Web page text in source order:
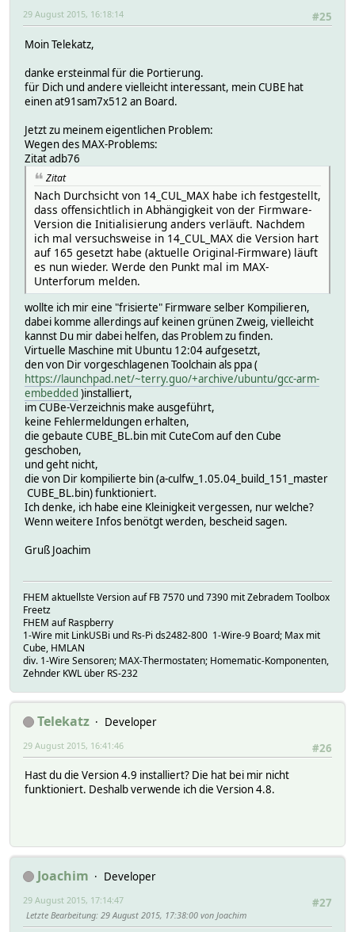
#25
29 August 2015, 16:18:14
Moin Telekatz,
danke ersteinmal für die Portierung.
für Dich und andere vielleicht interessant, mein CUBE hat
einen at91sam7x512 an Board.
Jetzt zu meinem eigentlichen Problem:
Wegen des MAX-Problems:
Zitat adb76
Zitat
Nach Durchsicht von 14_CUL_MAX habe ich festgestellt,
dass offensichtlich in Abhängigkeit von der Firmware-
Version die Initialisierung anders verläuft. Nachdem
ich mal versuchsweise in 14_CUL_MAX die Version hart
auf 165 gesetzt habe (aktuelle Original-Firmware) läuft
es nun wieder. Werde den Punkt mal im MAX-
Unterforum melden.
wollte ich mir eine "frisierte" Firmware selber Kompilieren,
dabei komme allerdings auf keinen grünen Zweig, vielleicht
kannst Du mir dabei helfen, das Problem zu finden.
Virtuelle Maschine mit Ubuntu 12:04 aufgesetzt,
den von Dir vorgeschlagenen Toolchain als ppa (
https://launchpad.net/~terry.guo/+archive/ubuntu/gcc-arm-
embedded )installiert,
im CUBe-Verzeichnis make ausgeführt,
keine Fehlermeldungen erhalten,
die gebaute CUBE_BL.bin mit CuteCom auf den Cube
geschoben,
und geht nicht,
die von Dir kompilierte bin (a-culfw_1.05.04_build_151_master
CUBE_BL.bin) funktioniert.
Ich denke, ich habe eine Kleinigkeit vergessen, nur welche?
Wenn weitere Infos benötgt werden, bescheid sagen.
Gruß Joachim
FHEM aktuellste Version auf FB 7570 und 7390 mit Zebradem Toolbox
Freetz
FHEM auf Raspberry
1-Wire mit LinkUSBi und Rs-Pi ds2482-800 1-Wire-9 Board; Max mit
Cube, HMLAN
div. 1-Wire Sensoren; MAX-Thermostaten; Homematic-Komponenten,
Zehnder KWL über RS-232
Telekatz
Developer
#26
29 August 2015, 16:41:46
Hast du die Version 4.9 installiert? Die hat bei mir nicht
funktioniert. Deshalb verwende ich die Version 4.8.
Joachim
Developer
#27
29 August 2015, 17:14:47
Letzte Bearbeitung: 29 August 2015, 17:38:00 von Joachim